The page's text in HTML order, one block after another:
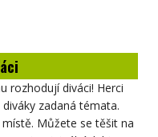
rozhodují diváci! Herci
zadaná témata.
Můžete se těšit na